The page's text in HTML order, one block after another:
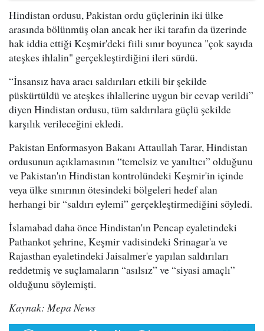
Hindistan ordusu, Pakistan ordu güçlerinin iki ülke
arasında bölünmüş olan ancak her iki tarafın da üzerinde
hak iddia ettiği Keşmir'deki fiili sınır boyunca "çok sayıda
ateşkes ihlalin" gerçekleştirdiğini ileri sürdü.
“İnsansız hava aracı saldırıları etkili bir şekilde
püskürtüldü ve ateşkes ihlallerine uygun bir cevap verildi”
diyen Hindistan ordusu, tüm saldırılara güçlü şekilde
karşılık verileceğini ekledi.
Pakistan Enformasyon Bakanı Attaullah Tarar, Hindistan
ordusunun açıklamasının “temelsiz ve yanıltıcı” olduğunu
ve Pakistan'ın Hindistan kontrolündeki Keşmir'in içinde
veya ülke sınırının ötesindeki bölgeleri hedef alan
herhangi bir “saldırı eylemi” gerçekleştirmediğini söyledi.
İslamabad daha önce Hindistan'ın Pencap eyaletindeki
Pathankot şehrine, Keşmir vadisindeki Srinagar'a ve
Rajasthan eyaletindeki Jaisalmer'e yapılan saldırıları
reddetmiş ve suçlamaların “asılsız” ve “siyasi amaçlı”
olduğunu söylemişti.
Kaynak: Mepa News